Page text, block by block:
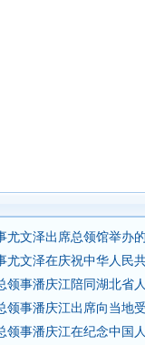
尤文泽出席总领馆举办
尤文泽在庆祝中华人民
领事潘庆江陪同湖北省
领事潘庆江出席向当地
领事潘庆江在纪念中国